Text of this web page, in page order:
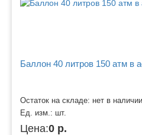
Баллон 40 литров 150 атм в
Остаток на складе: нет в наличии
Ед. изм.: шт.
Цена:0 р.